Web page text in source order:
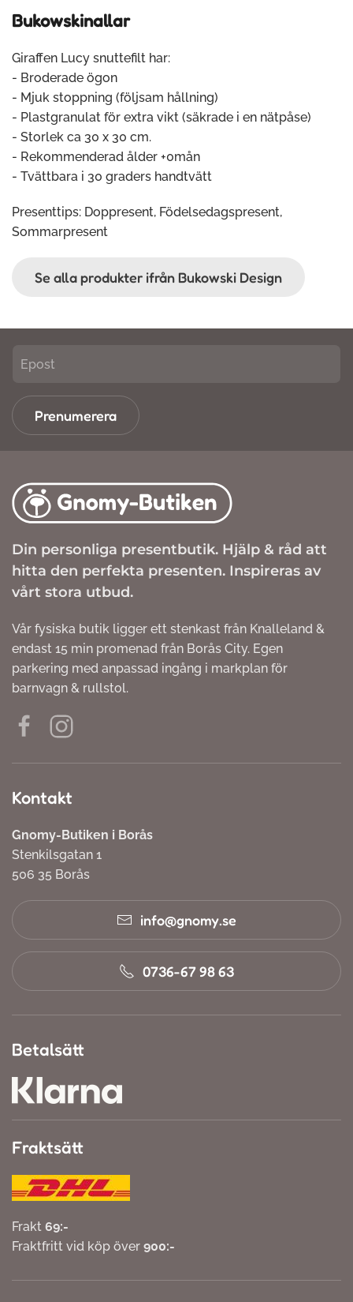
Bukowskinallar
Giraffen Lucy snuttefilt har:
- Broderade ögon
- Mjuk stoppning (följsam hållning)
- Plastgranulat för extra vikt (säkrade i en nätpåse)
- Storlek ca 30 x 30 cm.
- Rekommenderad ålder +0mån
- Tvättbara i 30 graders handtvätt
Presenttips: Doppresent, Födelsedagspresent,
Sommarpresent
Se alla produkter ifrån Bukowski Design
Prenumerera
Din personliga presentbutik. Hjälp & råd att
hitta den perfekta presenten. Inspireras av
vårt stora utbud.
Vår fysiska butik ligger ett stenkast från Knalleland &
endast 15 min promenad från Borås City. Egen
parkering med anpassad ingång i markplan för
barnvagn & rullstol.
Kontakt
Gnomy-Butiken i Borås
Stenkilsgatan 1
506 35 Borås
info@gnomy.se
0736-67 98 63
Betalsätt
Fraktsätt
Frakt 69:-
Fraktfritt vid köp över 900:-